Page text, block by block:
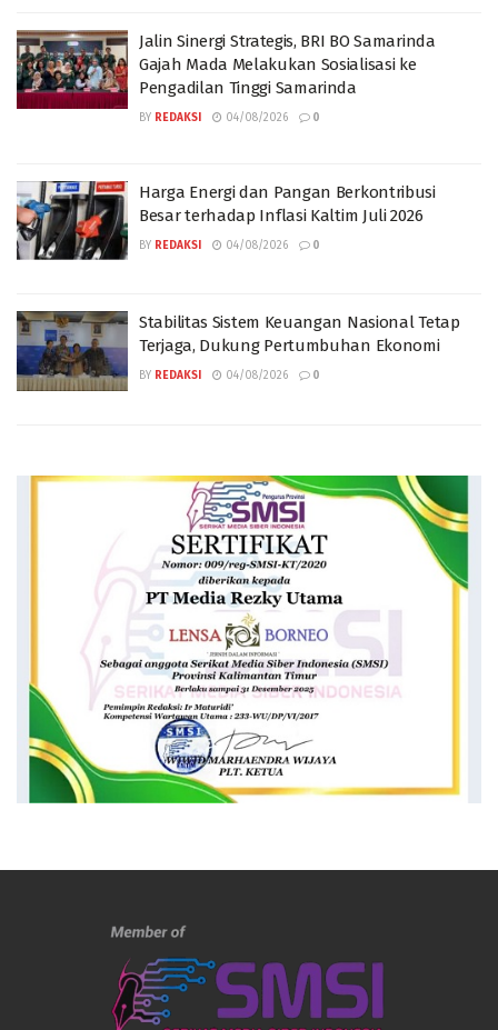
Jalin Sinergi Strategis, BRI BO Samarinda
Gajah Mada Melakukan Sosialisasi ke
Pengadilan Tinggi Samarinda
BY REDAKSI 04/08/2026 0
Harga Energi dan Pangan Berkontribusi
Besar terhadap Inflasi Kaltim Juli 2026
BY REDAKSI 04/08/2026 0
Stabilitas Sistem Keuangan Nasional Tetap
Terjaga, Dukung Pertumbuhan Ekonomi
BY REDAKSI 04/08/2026 0